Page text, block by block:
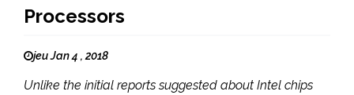
Processors
jeu Jan 4 , 2018
Unlike the initial reports suggested about Intel chips